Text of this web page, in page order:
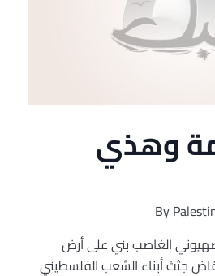
وهذي
By
الغاصب بني على أرض
جثث أبناء الشعب الفلسطيني